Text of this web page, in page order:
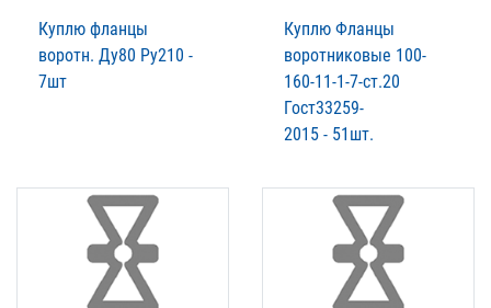
Куплю фланцы
воротн. Ду80 Ру210 -
7шт
Куплю Фланцы
воротниковые 100-
160-11-1-7-ст.20
Гост33259-
2015 - 51шт.